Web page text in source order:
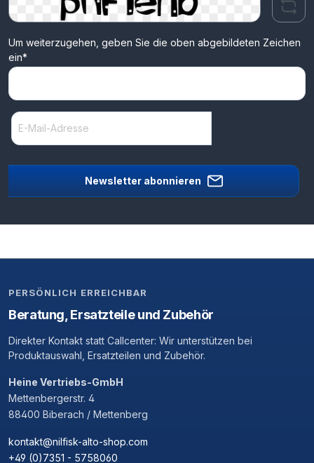
Um weiterzugehen, geben Sie die oben abgebildeten Zeichen
ein*
Newsletter abonnieren
PERSÖNLICH ERREICHBAR
Beratung, Ersatzteile und Zubehör
Direkter Kontakt statt Callcenter: Wir unterstützen bei
Produktauswahl, Ersatzteilen und Zubehör.
Heine Vertriebs-GmbH
Mettenbergerstr. 4
88400 Biberach / Mettenberg
kontakt@nilfisk-alto-shop.com
+49 (0)7351 - 5758060